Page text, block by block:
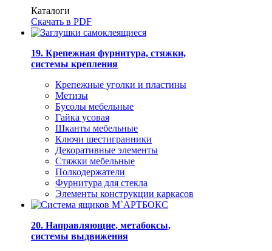
Каталоги
Скачать в PDF
19. Крепежная фурнитура, стяжки,
системы крепления
Крепежные уголки и пластины
Метизы
Бусолы мебельные
Гайка усовая
Шканты мебельные
Ключи шестигранники
Декоративные элементы
Стяжки мебельные
Полкодержатели
Фурнитура для стекла
Элементы конструкции каркасов
20. Направляющие, метабоксы,
системы выдвижения